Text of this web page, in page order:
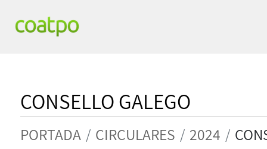
CONSELLO GALEGO
PORTADA CIRCULARES 2024